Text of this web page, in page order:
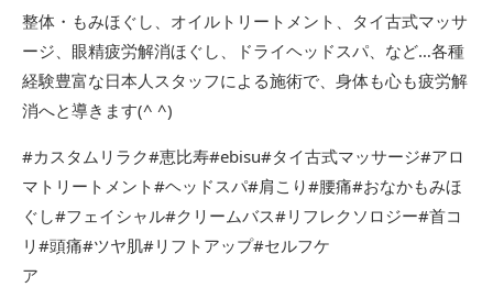
整体・もみほぐし、オイルトリートメント、タイ古式マッサ
ージ、眼精疲労解消ほぐし、ドライヘッドスパ、など…各種
経験豊富な日本人スタッフによる施術で、身体も心も疲労解
消へと導きます(^ ^)
#カスタムリラク#恵比寿#ebisu#タイ古式マッサージ#アロ
マトリートメント#ヘッドスパ#肩こり#腰痛#おなかもみほ
ぐし#フェイシャル#クリームバス#リフレクソロジー#首コ
リ#頭痛#ツヤ肌#リフトアップ#セルフケ
ア